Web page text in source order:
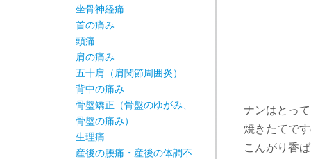
ナンはとっ
焼きたてで
こんがり香
坐骨神経痛
首の痛み
頭痛
肩の痛み
五十肩（肩関節周囲炎）
背中の痛み
骨盤矯正（骨盤のゆがみ、
骨盤の痛み）
生理痛
産後の腰痛・産後の体調不